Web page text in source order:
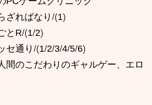
ざればなり /(1)
とR/(1/2)
セ通り /(1/2/3/4/5/6)
間のこだわりのギャルゲー、エロ